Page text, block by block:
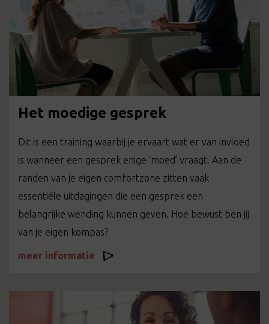
Het moedige gesprek
Dit is een training waarbij je ervaart wat er van invloed
is wanneer een gesprek enige ‘moed’ vraagt. Aan de
randen van je eigen comfortzone zitten vaak
essentiële uitdagingen die een gesprek een
belangrijke wending kunnen geven. Hoe bewust ben jij
van je eigen kompas?
meer informatie